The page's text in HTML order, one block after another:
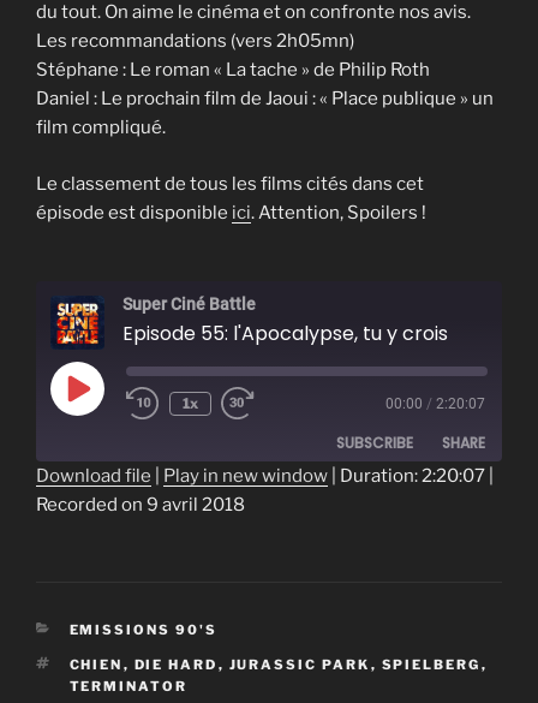
du tout. On aime le cinéma et on confronte nos avis.
Les recommandations (vers 2h05mn)
Stéphane : Le roman « La tache » de Philip Roth
Daniel : Le prochain film de Jaoui : « Place publique » un
film compliqué.
Le classement de tous les films cités dans cet
épisode est disponible ici. Attention, Spoilers !
Super Ciné Battle
Episode 55: l'Apocalypse, tu y crois
Play
Episode
1x 00:00 / 2:20:07
SUBSCRIBE SHARE
SHARE
Download file Play in new window Duration: 2:20:07
Recorded on 9 avril 2018
CATÉGORIES
EMISSIONS 90'S
ÉTIQUETTES
CHIEN , DIE HARD , JURASSIC PARK , SPIELBERG ,
TERMINATOR